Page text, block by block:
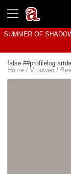
SUMMER OF
false
Home / Vrouwen /